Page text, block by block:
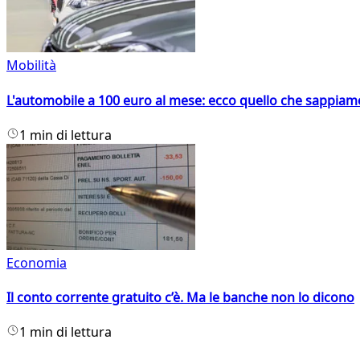
Mobilità
L'automobile a 100 euro al mese: ecco quello che
1 min di lettura
Economia
Il conto corrente gratuito c’è. Ma le banche non lo dicono
1 min di lettura